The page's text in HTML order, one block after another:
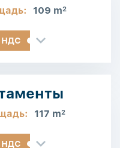
109 m2
НДС
117 m2
НДС